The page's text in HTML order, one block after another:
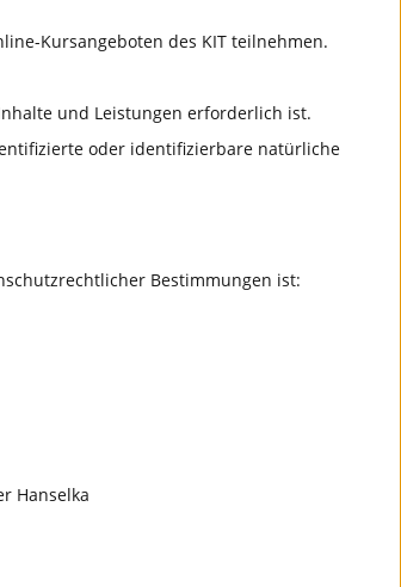
Kursangeboten des KIT teilnehmen.
und Leistungen erforderlich ist.
oder identifizierbare natürliche
Bestimmungen ist:
Hanselka